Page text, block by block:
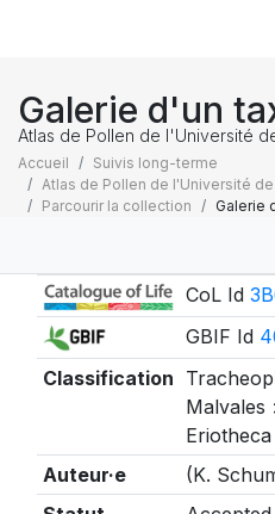
Galerie d'un
Atlas de Pollen de l'Université
Accueil
Suivis long-terme
Atlas de Pollen de l'Université
Parcourir la collection
Galerie
CoL Id
GBIF Id
Classification
Malvales
Eriotheca
Auteur·e
(K.